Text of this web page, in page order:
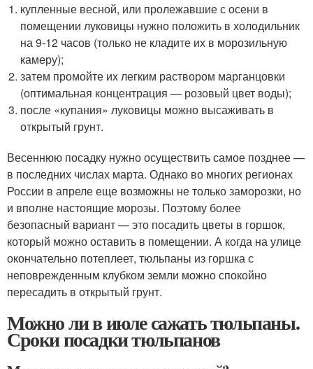
купленные весной, или пролежавшие с осени в
помещении луковицы нужно положить в холодильник
на 9-12 часов (только не кладите их в морозильную
камеру);
затем промойте их легким раствором марганцовки
(оптимальная концентрация — розовый цвет воды);
после «купания» луковицы можно высаживать в
открытый грунт.
Весеннюю посадку нужно осуществить самое позднее —
в последних числах марта. Однако во многих регионах
России в апреле еще возможны не только заморозки, но
и вполне настоящие морозы. Поэтому более
безопасный вариант — это посадить цветы в горшок,
который можно оставить в помещении. А когда на улице
окончательно потеплеет, тюльпаны из горшка с
неповрежденным клубком земли можно спокойно
пересадить в открытый грунт.
Можно ли в июле сажать тюльпаны.
Сроки посадки тюльпанов